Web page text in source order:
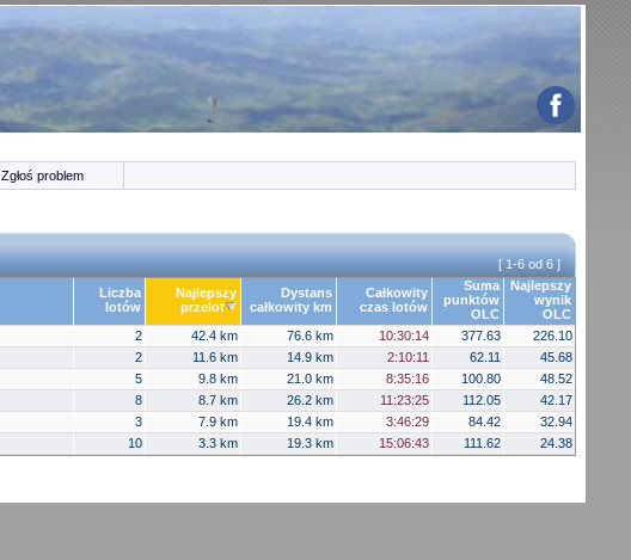
Zgłoś problem
[ 1-6 od 6 ]
Liczba
lotów
Najlepszy
przelot
Dystans
całkowity km
Całkowity
czas lotów
Suma
punktów
OLC
Najlepszy
wynik
OLC
2 42.4 km 76.6 km 10:30:14 377.63
226.10
2 11.6 km 14.9 km 2:10:11 62.11
45.68
5 9.8 km 21.0 km 8:35:16 100.80
48.52
8 8.7 km 26.2 km 11:23:25 112.05
42.17
3 7.9 km 19.4 km 3:46:29 84.42
32.94
10 3.3 km 19.3 km 15:06:43 111.62 24.38